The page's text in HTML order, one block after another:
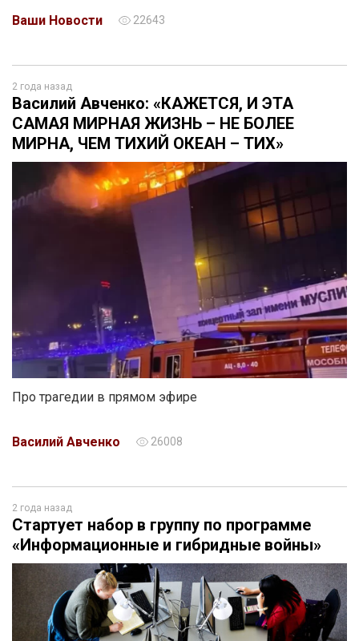
Ваши Новости
22643
2 года назад
Василий Авченко: «КАЖЕТСЯ, И ЭТА
САМАЯ МИРНАЯ ЖИЗНЬ – НЕ БОЛЕЕ
МИРНА, ЧЕМ ТИХИЙ ОКЕАН – ТИХ»
Про трагедии в прямом эфире
Василий Авченко 26008
2 года назад
Стартует набор в группу по программе
«Информационные и гибридные войны»